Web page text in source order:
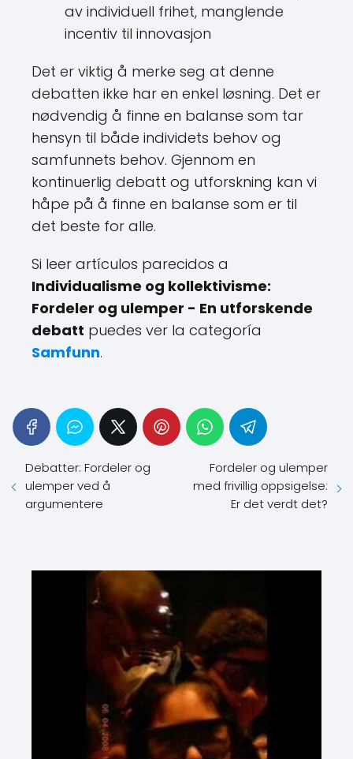
av individuell frihet, manglende
incentiv til innovasjon
Det er viktig å merke seg at denne
debatten ikke har en enkel løsning. Det er
nødvendig å finne en balanse som tar
hensyn til både individets behov og
samfunnets behov. Gjennom en
kontinuerlig debatt og utforskning kan vi
håpe på å finne en balanse som er til
det beste for alle.
Si leer artículos parecidos a
Individualisme og kollektivisme:
Fordeler og ulemper - En utforskende
debatt puedes ver la categoría
Samfunn.
Debatter: Fordeler og
ulemper ved å
argumentere
Fordeler og ulemper
med frivillig oppsigelse:
Er det verdt det?